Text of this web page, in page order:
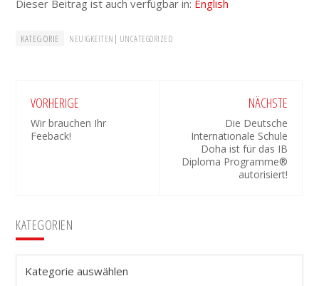
Dieser Beitrag ist auch verfügbar in: English
KATEGORIE NEUIGKEITEN | UNCATEGORIZED
VORHERIGE
Wir brauchen Ihr
Feeback!
NÄCHSTE
Die Deutsche
Internationale Schule
Doha ist für das IB
Diploma Programme®
autorisiert!
Seitenspalte
KATEGORIEN